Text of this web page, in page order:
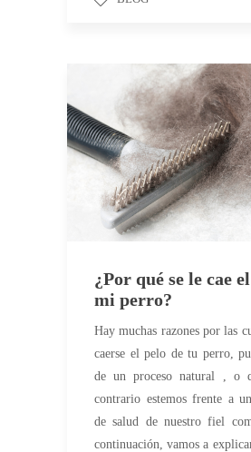
¿Por qué se le cae
mi perro?
Hay muchas razones por las
caerse el pelo de tu perro,
de un proceso natural , o
contrario estemos frente a
de salud de nuestro fiel
continuación, vamos a